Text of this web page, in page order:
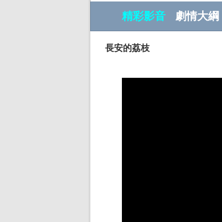
精彩影音 劇情大綱
長安的荔枝